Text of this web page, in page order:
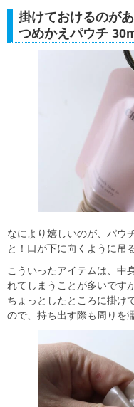
掛けておけるのが
つめかえパウチ
なにより嬉しいのが、パウ
と！口が下に向くように吊
こういったアイテムは、中
れてしまうことが多いです
ちょっとしたところに掛け
ので、持ち出す際も周りを